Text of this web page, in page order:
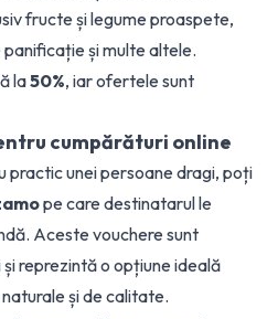
fructe și legume proaspete,
și multe altele.
la50%, iar ofertele sunt
cumpărături online
practic unei persoane dragi, poți
pe care destinatarul le
Aceste vouchere sunt
reprezintă o opțiune ideală
și de calitate.